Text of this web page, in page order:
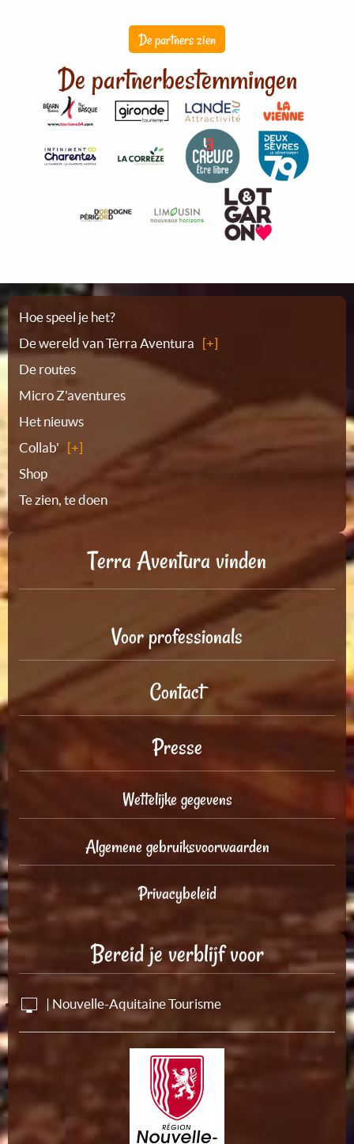
De partners zien
De partnerbestemmingen
Plattegrond
Hoe speel je het?
De wereld van Tèrra Aventura
De routes
Micro Z'aventures
Het nieuws
Collab'
Shop
Te zien, te doen
Terra Aventura vinden
Voor professionals
Contact
Presse
Wettelijke gegevens
Algemene gebruiksvoorwaarden
Privacybeleid
Bereid je verblijf voor
| Nouvelle-Aquitaine Tourisme